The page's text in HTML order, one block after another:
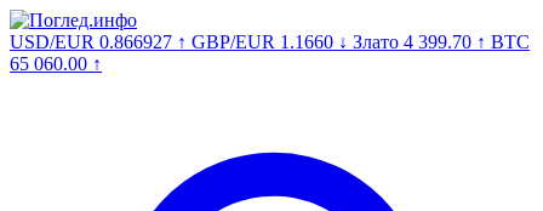
USD/EUR 0.866927 ↑ GBP/EUR 1.1660 ↓ Злато 4 399.70 ↑ BTC
65 060.00 ↑